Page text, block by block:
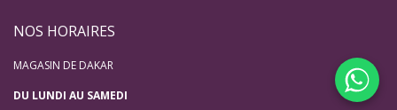
NOS HORAIRES
MAGASIN DE DAKAR
DU LUNDI AU SAMEDI